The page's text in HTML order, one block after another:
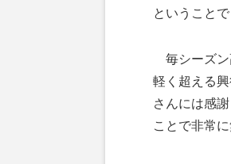
ということで
毎シーズン
軽く超える
さんには感
ことで非常